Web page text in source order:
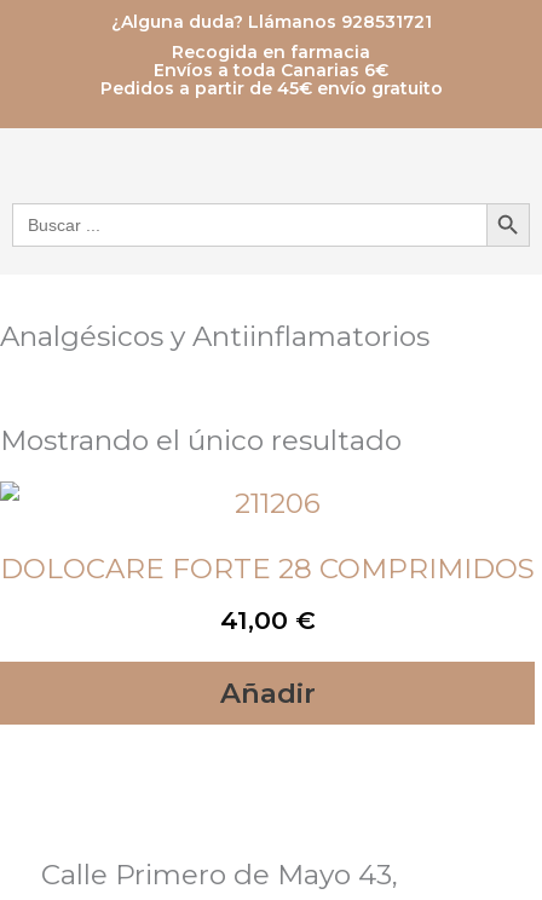
¿Alguna duda? Llámanos 928531721
Recogida en farmacia
Envíos a toda Canarias 6€
Pedidos a partir de 45€ envío gratuito
Buscar: Botón de
Analgésicos y Antiinflamatorios
Mostrando el único resultado
DOLOCARE FORTE 28 COMPRIMIDOS
41,00 €
Añadir
Calle Primero de Mayo 43,